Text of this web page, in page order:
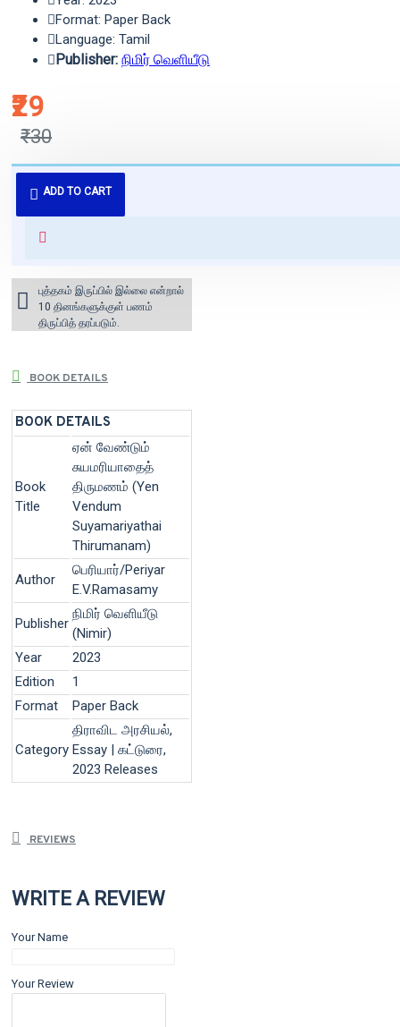
₹29
₹30
Format: Paper Back
Language: Tamil
Publisher: நிமிர் வெளியீடு
ADD TO CART
புத்தகம் 3 - 7 நாட்களில் அனுப்பி
வைக்கப்படும்.
for orders above ₹1000 within
புத்தகம் இருப்பில் இல்லை என்றால்
10 தினங்களுக்குள் பணம்
திருப்பித் தரப்படும்.
BOOK DETAILS
BOOK DETAILS
Book
Title
ஏன் வேண்டும்
சுயமரியாதைத்
திருமணம் (Yen
Vendum
Suyamariyathai
Thirumanam)
Author
பெரியார்/Periyar
E.V.Ramasamy
Publisher
நிமிர் வெளியீடு
(Nimir)
Year
2023
Edition
1
Format
Paper Back
Category
திராவிட அரசியல்,
Essay | கட்டுரை,
2023 Releases
REVIEWS
WRITE A REVIEW
Your Name
Your Review